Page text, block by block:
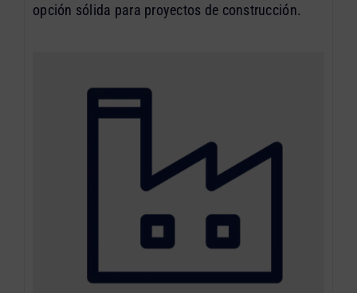
opción sólida para proyectos de construcción.